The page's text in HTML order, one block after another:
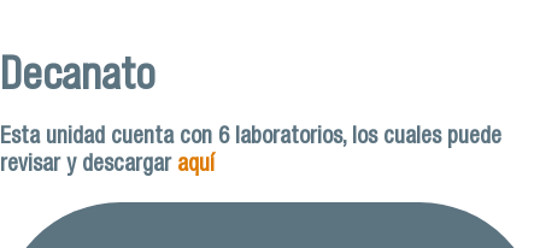
Decanato
Esta unidad cuenta con 6 laboratorios, los cuales puede
revisar y descargar aquí